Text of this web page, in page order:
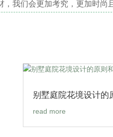
我们会更加考究，更加时尚
别墅庭院花境设计的
read more